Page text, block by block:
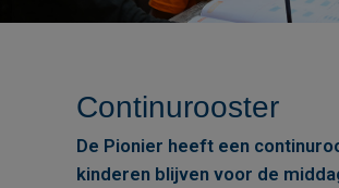
Continurooster
De Pionier heeft een
kinderen blijven voor de